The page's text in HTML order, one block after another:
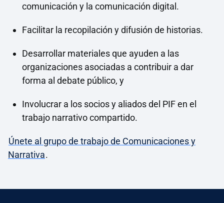
comunicación y la comunicación digital.
Facilitar la recopilación y difusión de historias.
Desarrollar materiales que ayuden a las
organizaciones asociadas a contribuir a dar
forma al debate público, y
Involucrar a los socios y aliados del PIF en el
trabajo narrativo compartido.
Únete al grupo de trabajo de Comunicaciones y
Narrativa.